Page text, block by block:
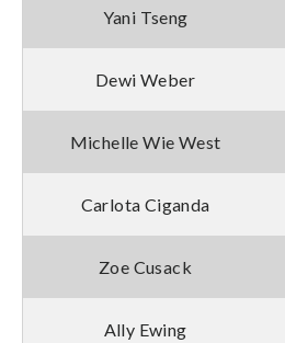
Yani Tseng
Dewi Weber
Michelle Wie West
Carlota Ciganda
Zoe Cusack
Ally Ewing